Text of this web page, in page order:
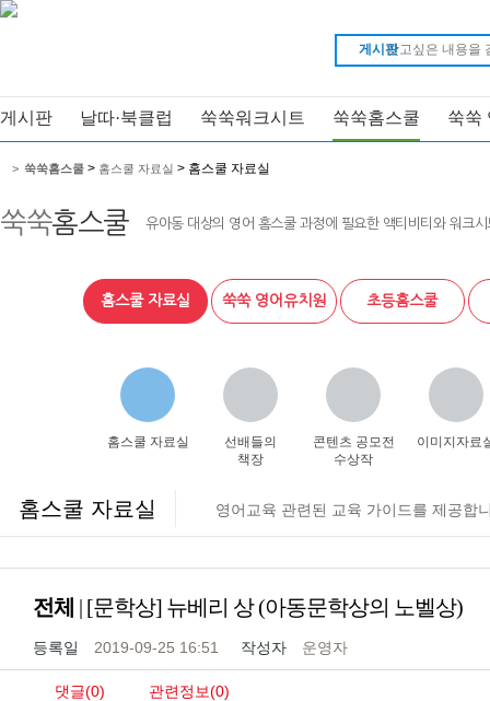
게시판
게시판 날따·북클럽 쑥쑥워크시트 쑥쑥홈스쿨 쑥쑥
쑥쑥홈스쿨 유아동 대상의 영어 홈스쿨 과정에 필요한 액티비티와 워크
> 쑥쑥홈스쿨 > 홈스쿨 자료실 > 홈스쿨 자료실
홈스쿨 자료실 쑥쑥 영어유치원 초등홈스쿨
홈스쿨 자료실
선배들의
책장
콘텐츠 공모전
수상작
이미지자료
홈스쿨 자료실 영어교육 관련된 교육 가이드를 제공합
전체 | [문학상] 뉴베리 상 (아동문학상의 노벨상)
등록일 2019-09-25 16:51 작성자 운영자
댓글(0) 관련정보(0)